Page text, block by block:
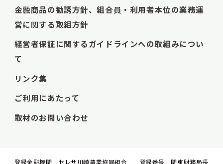
金融商品の勧誘方針、組合員・利用者本位の業務運
営に関する取組方針
経営者保証に関するガイドラインへの取組みについ
て
リンク集
ご利用にあたって
取材のお問い合わせ
登録金融機関 セレサ川崎農業協同組合 登録番号 関東財務局長